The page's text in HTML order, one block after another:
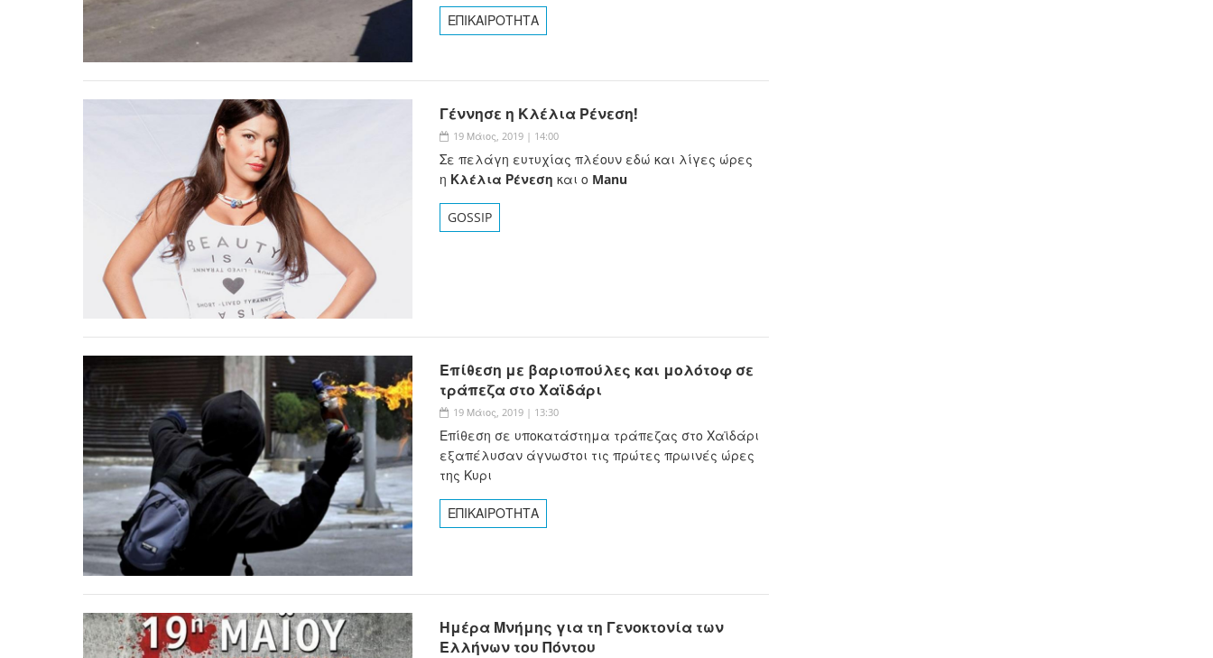
ΕΠΙΚΑΙΡΟΤΗΤΑ
Γέννησε η Κλέλια Ρένεση!
19 Μάιος, 2019 | 14:00
Σε πελάγη ευτυχίας πλέουν εδώ και λίγες ώρες
η Κλέλια Ρένεση και ο Manu
GOSSIP
Επίθεση με βαριοπούλες και μολότοφ σε
τράπεζα στο Χαϊδάρι
19 Μάιος, 2019 | 13:30
Επίθεση σε υποκατάστημα τράπεζας στο Χαϊδάρι
εξαπέλυσαν άγνωστοι τις πρώτες πρωινές ώρες
της Κυρι
ΕΠΙΚΑΙΡΟΤΗΤΑ
Ημέρα Μνήμης για τη Γενοκτονία των
Ελλήνων του Πόντου